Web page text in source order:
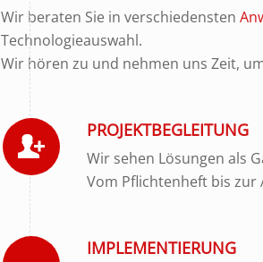
Wir beraten Sie in verschiedensten
Technologieauswahl.
Wir hören zu und nehmen uns Zeit,
PROJEKTBEGLEITUNG
Wir sehen Lösungen als
Vom Pflichtenheft bis zur
IMPLEMENTIERUNG